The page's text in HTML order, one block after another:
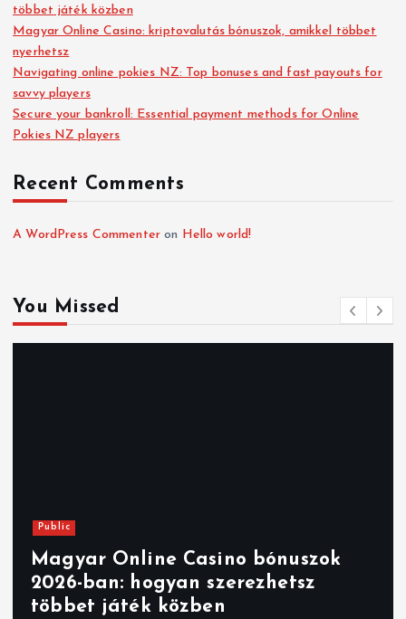
többet játék közben
Magyar Online Casino: kriptovalutás bónuszok, amikkel többet
nyerhetsz
Navigating online pokies NZ: Top bonuses and fast payouts for
savvy players
Secure your bankroll: Essential payment methods for Online
Pokies NZ players
Recent Comments
A WordPress Commenter on Hello world!
You Missed
Public
Magyar Online Casino bónuszok
2026-ban: hogyan szerezhetsz
többet játék közben